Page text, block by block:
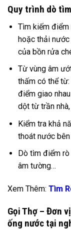
Quy trình dò
Tìm kiếm
hoặc thải nước
của bồn rửa
Từ vùng âm
thấm có thể
điểm giao
dột từ trần
Kiểm tra khả
thoát nước bên
Dò tìm điểm
âm tường…
Xem Thêm: Tìm
Gọi Thợ – Đơn
ống nước tại